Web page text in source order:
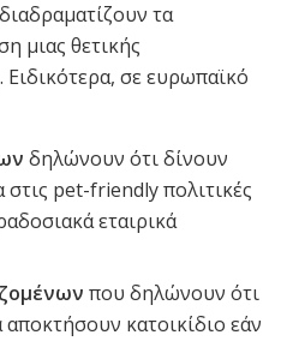
τα
μιας θετικής
Ειδικότερα, σε ευρωπαϊκό
δηλώνουν ότι δίνουν
pet-friendly πολιτικές
εταιρικά
που δηλώνουν ότι
κατοικίδιο εάν